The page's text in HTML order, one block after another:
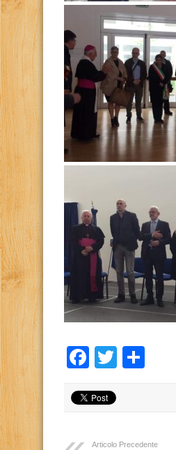
Facebook
Twitter
Articolo Precedente